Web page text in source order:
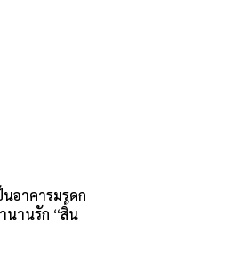
อาคารมรดก
นานรัก “สิ้น